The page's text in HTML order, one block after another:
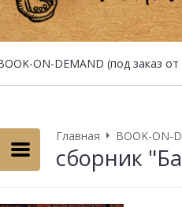
ON-DEMAND (под заказ от
Главная BOOK-ON-
сборник